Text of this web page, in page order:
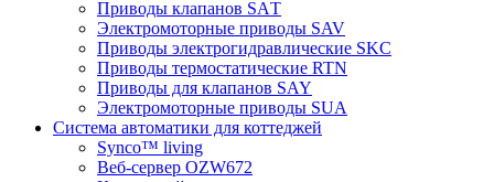
Приводы клапанов SAТ
Электромоторные приводы SAV
Приводы электрогидравлические SKC
Приводы термостатические RTN
Приводы для клапанов SAY
Электромоторные приводы SUA
Система автоматики для коттеджей
Synco™ living
Веб-сервер OZW672